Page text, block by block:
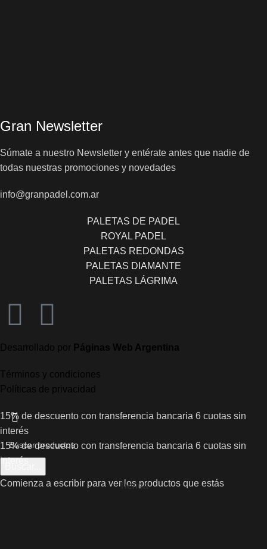
Gran Newsletter
Súmate a nuestro Newsletter y entérate antes que nadie de
todas nuestras promociones y novedades
info@granpadel.com.ar
PALETAS DE PADEL
ROYAL PADEL
PALETAS REDONDAS
PALETAS DIAMANTE
PALETAS LÁGRIMA
Desarrollado por Páginas Web Argentina
Términos y condiciones
Políticas de privacidad
Comienza a escribir para ver los productos que estás
15% de descuento con transferencia bancaria 6 cuotas sin
interés
15% de descuento con transferencia bancaria 6 cuotas sin
interés
Tienda